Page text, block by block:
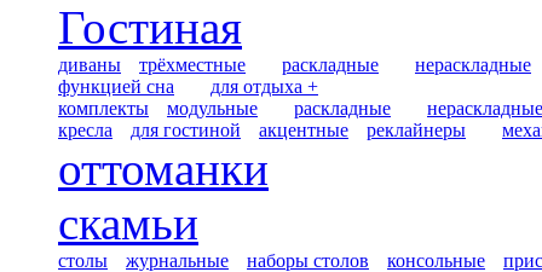
Гостиная
диваны трёхместные раскладные
нераскладные
функцией сна
для отдыха +
комплекты
модульные раскладные
нераскладные
кресла
для гостиной акцентные реклайнеры
оттоманки
скамьи
столы журнальные наборы столов консольные